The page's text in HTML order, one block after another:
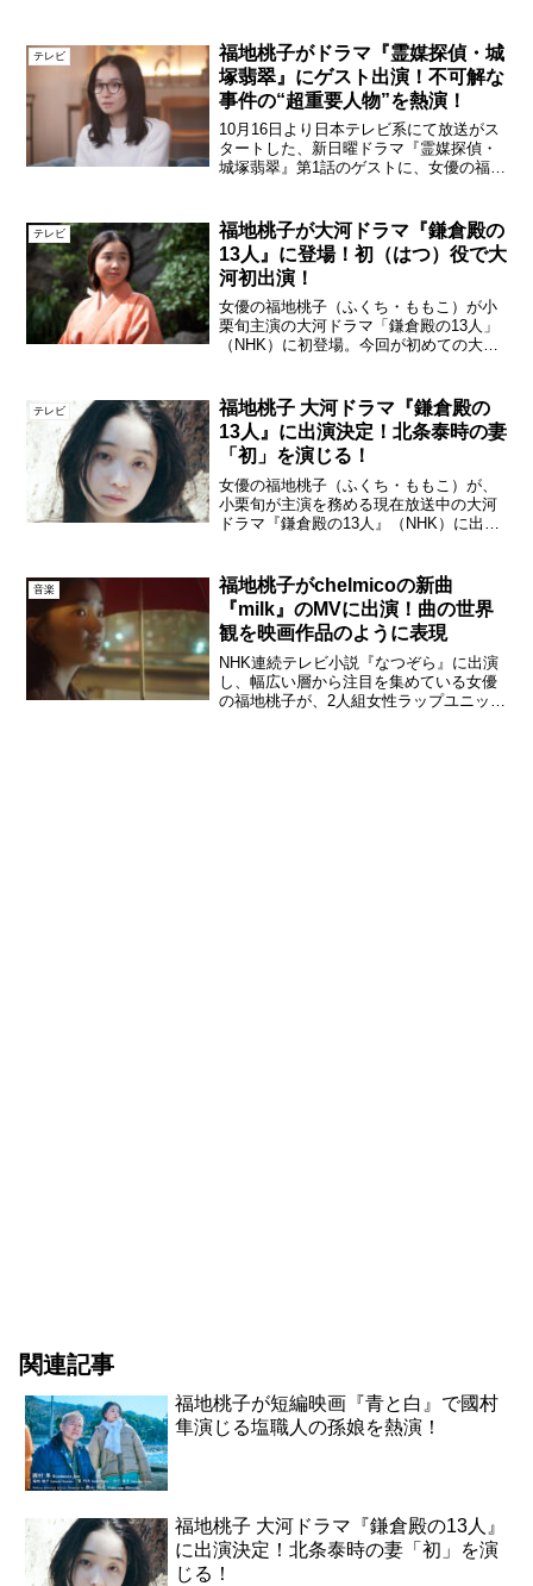
催され、出演者、監督陣が登壇した。映
画『あの娘は知らない』...
テレビ
福地桃子がドラマ『霊媒探偵・城
塚翡翠』にゲスト出演！不可解な
事件の“超重要人物”を熱演！
10月16日より日本テレビ系にて放送がス
タートした、新日曜ドラマ『霊媒探偵・
城塚翡翠』第1話のゲストに、女優の福地
ロデュース会社に勤める小林舞衣役とし
て、物語のカギを握...
テレビ
福地桃子が大河ドラマ『鎌倉殿の
13人』に登場！初（はつ）役で大
河初出演！
女優の福地桃子（ふくち・ももこ）が小
栗旬主演の大河ドラマ「鎌倉殿の13人」
（NHK）に初登場。今回が初めての大河
※以下、ネタバレあり福地桃子「鎌倉殿
の13人」関連記事...
テレビ
福地桃子 大河ドラマ『鎌倉殿の
13人』に出演決定！北条泰時の妻
「初」を演じる！
女優の福地桃子（ふくち・ももこ）が、
小栗旬が主演を務める現在放送中の大河
ドラマ『鎌倉殿の13人』（NHK）に出演
子/NHK大河ドラマ『鎌倉殿の13人』に出
演本作は61作...
音楽
福地桃子がchelmicoの新曲
『milk』のMVに出演！曲の世界
観を映画作品のように表現
NHK連続テレビ小説『なつぞら』に出演
し、幅広い層から注目を集めている女優
の福地桃子が、2人組女性ラップユニット
関連記事
福地桃子が短編映画『青と白』で國村
隼演じる塩職人の孫娘を熱演！
福地桃子 大河ドラマ『鎌倉殿の13人』
に出演決定！北条泰時の妻「初」を演
じる！